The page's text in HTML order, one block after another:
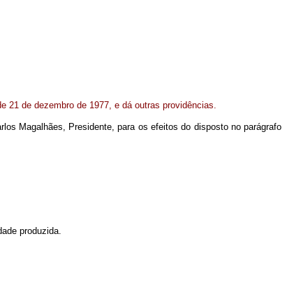
21 de dezembro de 1977, e dá outras providências.
Magalhães, Presidente, para os efeitos do disposto no parágrafo
produzida.